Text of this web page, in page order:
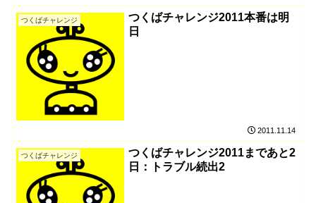
つくばチャレンジ
つくばチャレンジ2011本番は明
日
2011.11.14
つくばチャレンジ
つくばチャレンジ2011まであと2
日：トラブル続出2